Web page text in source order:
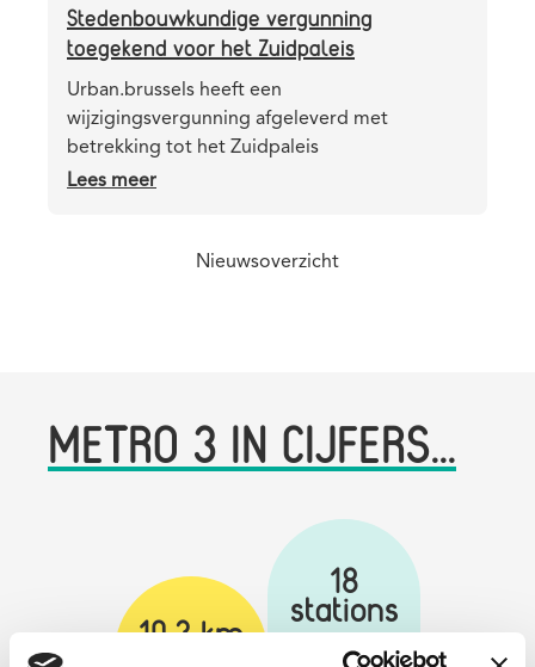
Stedenbouwkundige vergunning
toegekend voor het Zuidpaleis
Teaser
Urban.brussels heeft een
wijzigingsvergunning afgeleverd met
betrekking tot het Zuidpaleis
Lees meer
toegekend
Nieuwsoverzicht
METRO 3 IN CIJFERS...
10,3 km
18
stations
waaronder